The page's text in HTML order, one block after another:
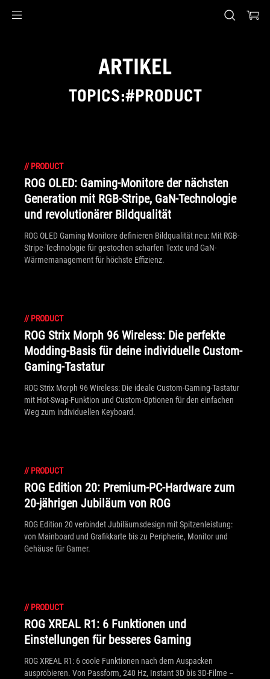
ARTIKEL
TOPICS:#PRODUCT
// PRODUCT
ROG OLED: Gaming-Monitore der nächsten
Generation mit RGB-Stripe, GaN-Technologie
und revolutionärer Bildqualität
ROG OLED Gaming-Monitore definieren Bildqualität neu: Mit RGB-
Stripe-Technologie für gestochen scharfen Texte und GaN-
Wärmemanagement für höchste Effizienz.
// PRODUCT
ROG Strix Morph 96 Wireless: Die perfekte
Modding-Basis für deine individuelle Custom-
Gaming-Tastatur
ROG Strix Morph 96 Wireless: Die ideale Custom-Gaming-Tastatur
mit Hot-Swap-Funktion und Custom-Optionen für den einfachen
Weg zum individuellen Keyboard.
// PRODUCT
ROG Edition 20: Premium-PC-Hardware zum
20-jährigen Jubiläum von ROG
ROG Edition 20 verbindet Jubiläumsdesign mit Spitzenleistung:
von Mainboard und Grafikkarte bis zu Peripherie, Monitor und
Gehäuse für Gamer.
// PRODUCT
ROG XREAL R1: 6 Funktionen und
Einstellungen für besseres Gaming
ROG XREAL R1: 6 coole Funktionen nach dem Auspacken
ausprobieren. Von Passform, 240 Hz, Instant 3D bis 3D-Filme –